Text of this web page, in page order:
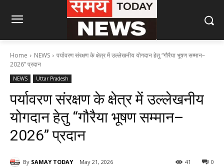
Home NEWS
पर्यावरण संरक्षण के क्षेत्र में उल्लेखनीय योगदान हेतु “गौरैया भूषण सम्मान–
2026” प्रदान
NEWS Uttar Pradesh
पर्यावरण संरक्षण के क्षेत्र में उल्लेखनीय
योगदान हेतु “गौरैया भूषण सम्मान–
2026” प्रदान
By SAMAY TODAY May 21, 2026 0
41